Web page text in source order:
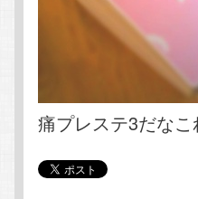
痛プレステ3だなこ